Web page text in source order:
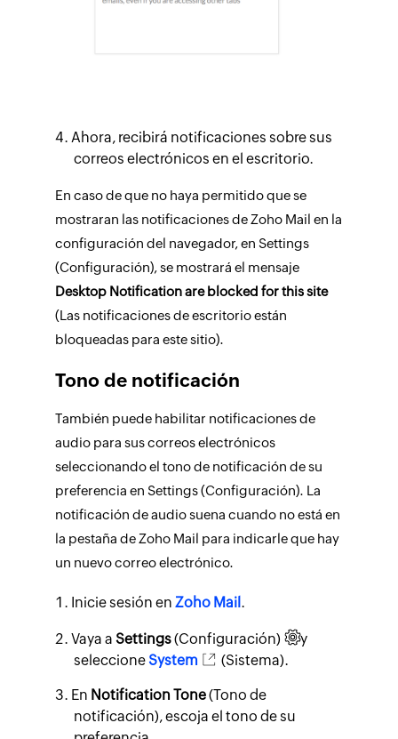
Ahora, recibirá notificaciones sobre sus
correos electrónicos en el escritorio.
En caso de que no haya permitido que se
mostraran las notificaciones de Zoho Mail en la
configuración del navegador, en Settings
(Configuración), se mostrará el mensaje
Desktop Notification are blocked for this site
(Las notificaciones de escritorio están
bloqueadas para este sitio).
Tono de notificación
También puede habilitar notificaciones de
audio para sus correos electrónicos
seleccionando el tono de notificación de su
preferencia en Settings (Configuración). La
notificación de audio suena cuando no está en
la pestaña de Zoho Mail para indicarle que hay
un nuevo correo electrónico.
Inicie sesión enZoho Mail.
Vaya aSettings(Configuración)
y
seleccioneSystem (Sistema).
En Notification Tone(Tono de
notificación), escoja el tono de su